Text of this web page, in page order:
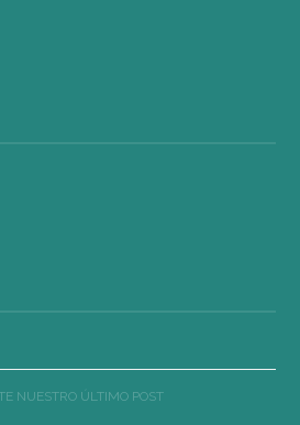
NUESTRO ÚLTIMO POST